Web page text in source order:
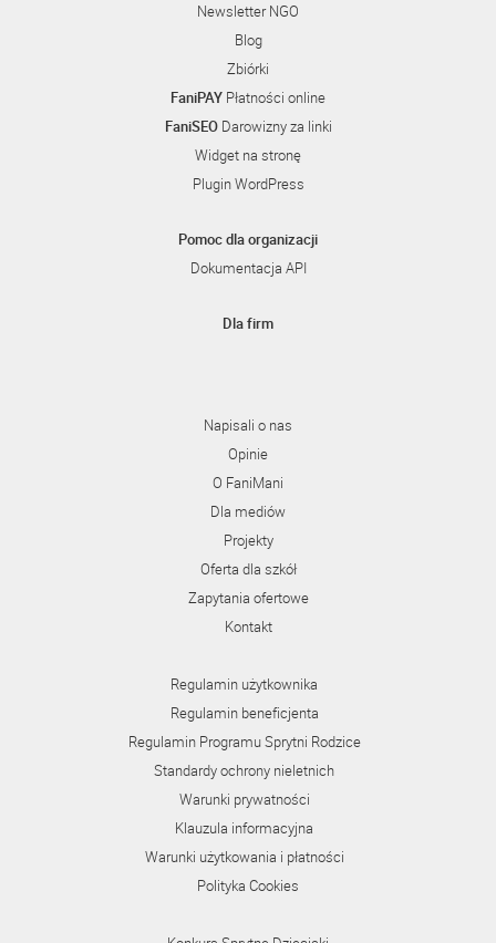
Newsletter NGO
Blog
Zbiórki
FaniPAY Płatności online
FaniSEODarowizny za linki
Widget na stronę
Plugin WordPress
Pomoc dla organizacji
Dokumentacja API
Dla firm
Napisali o nas
Opinie
O FaniMani
Dla mediów
Projekty
Oferta dla szkół
Zapytania ofertowe
Kontakt
Regulamin użytkownika
Regulamin beneficjenta
Regulamin Programu Sprytni Rodzice
Standardy ochrony nieletnich
Warunki prywatności
Klauzula informacyjna
Warunki użytkowania i płatności
Polityka Cookies